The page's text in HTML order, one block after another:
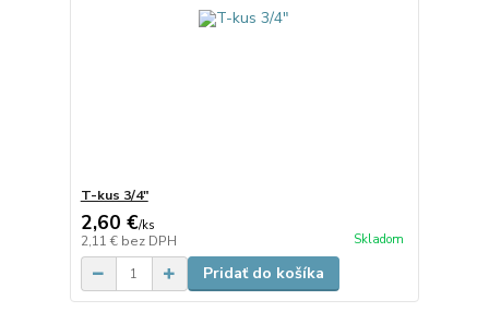
T-kus 3/4"
2,60 €/ks
2,11 € bez DPH Skladom
Pridať do košíka